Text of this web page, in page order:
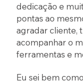
dedicação e
pontas ao
agradar cliente,
acompanhar o
ferramentas e
Eu sei bem